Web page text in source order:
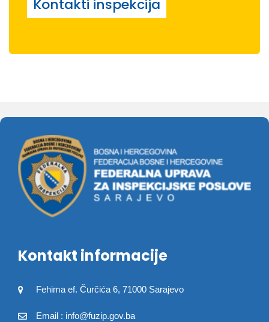
Kontakti inspekcija
Kontakt informacije
Fehima ef. Čurčića 6, 71000 Sarajevo
Email : info@fuzip.gov.ba